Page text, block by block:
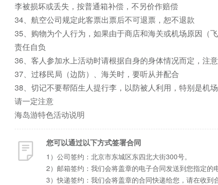
李被损坏或丢失，按普通箱补偿，不另价作赔偿
34、航空公司规定此客票出票后不可退票，恕不退款
35、购物为个人行为，如果由于商店和海关或机场原因（
责任自负
36、客人参加水上活动时请根据自身的身体情况而定，注
37、过移民局（边防）、海关时，要听从并配合
38、切记不要帮陌生人提行李，以防被人利用，特别是机
请一定注意
海岛游特色活动说明
您可以通过以下方式签署合同
1）公司签约：北京市东城区东四北大街300号。
2）邮箱签约：我们会将盖章的电子合同发送到您指定
3）快递签约：我们会将盖章的合同快递给您，请在收